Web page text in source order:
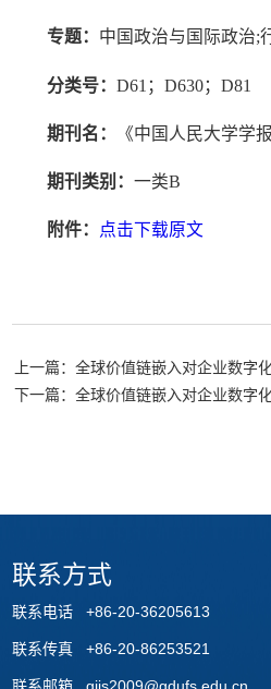
专题： 中国政治与国际政治;
分类号： D61；D630；D81
期刊名： 《中国人民大学学报
期刊类别： 一类B
附件： 点击下载原文
上一篇：全球价值链嵌入对企业数字
下一篇：全球价值链嵌入对企业数字
联系方式
联系电话 +86-20-36205613
联系传真 +86-20-86253521